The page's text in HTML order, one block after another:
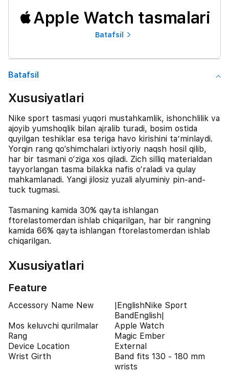
Apple Watch tasmalari
Batafsil
Batafsil
Xususiyatlari
Nike sport tasmasi yuqori mustahkamlik, ishonchlilik va
ajoyib yumshoqlik bilan ajralib turadi, bosim ostida
quyilgan teshiklar esa teriga havo kirishini ta’minlaydi.
Yorqin rang qo‘shimchalari ixtiyoriy naqsh hosil qilib,
har bir tasmani o‘ziga xos qiladi. Zich silliq materialdan
tayyorlangan tasma bilakka nafis o‘raladi va qulay
mahkamlanadi. Yangi jilosiz yuzali alyuminiy pin-and-
tuck tugmasi.
Tasmaning kamida 30% qayta ishlangan
ftorelastomerdan ishlab chiqarilgan, har bir rangning
kamida 66% qayta ishlangan ftorelastomerdan ishlab
chiqarilgan.
Xususiyatlari
Feature
Accessory Name New
|EnglishNike Sport
BandEnglish|
Mos keluvchi qurilmalar
Apple Watch
Rang
Magic Ember
Device Location
External
Wrist Girth
Band fits 130 - 180 mm
wrists